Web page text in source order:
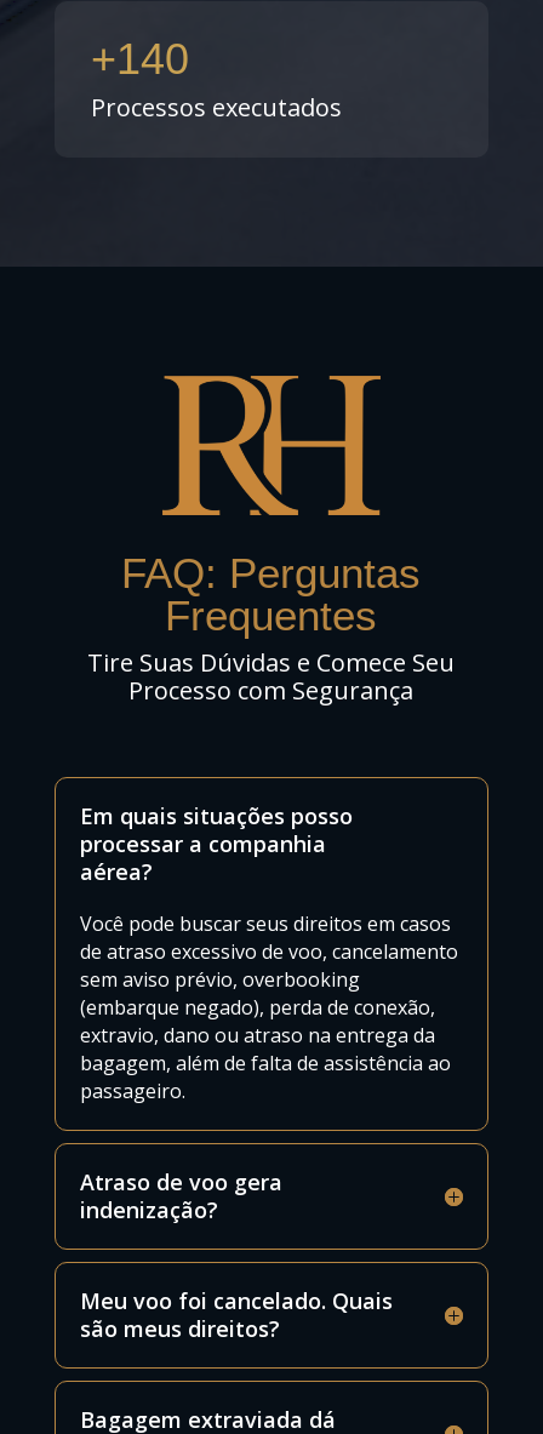
+140
Processos executados
FAQ: Perguntas
Frequentes
Tire Suas Dúvidas e Comece Seu
Processo com Segurança
Em quais situações posso
processar a companhia
aérea?
Você pode buscar seus direitos em casos
de atraso excessivo de voo, cancelamento
sem aviso prévio, overbooking
(embarque negado), perda de conexão,
extravio, dano ou atraso na entrega da
bagagem, além de falta de assistência ao
passageiro.
Atraso de voo gera
indenização?
Meu voo foi cancelado. Quais
são meus direitos?
Bagagem extraviada dá